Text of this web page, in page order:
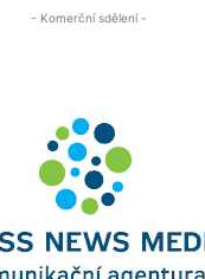
- Komerční sdělení -